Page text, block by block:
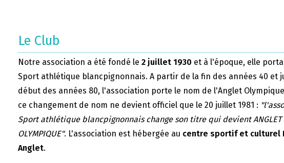
Le Club
Notre association a été fondé le 2 juillet 1930 et à l'époque, elle
Sport athlétique blancpignonnais. A partir de la fin des années 40 et
début des années 80, l'association porte le nom de l'Anglet
ce changement de nom ne devient officiel que le 20 juillet 1981 :
Sport athlétique blancpignonnais change son titre qui devient ANGLET
OLYMPIQUE". L'association est hébergée au centre sportif et culturel
Anglet.